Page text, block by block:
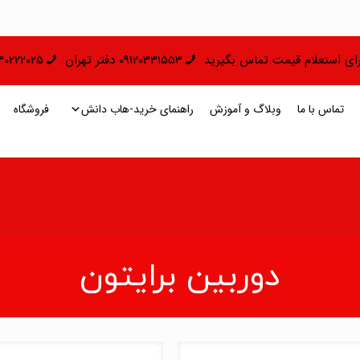
استعلام قیمت تماس بگیرید 09120331553 دفتر تهران 09130222025
تماس با ما وبلاگ و آموزش راهنمای خرید-هاب دانش فروشگاه
دوربین برایتون